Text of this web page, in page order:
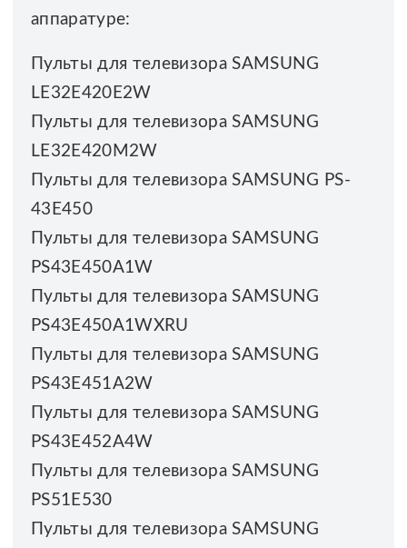
аппаратуре:
Пульты для телевизора SAMSUNG
LE32E420E2W
Пульты для телевизора SAMSUNG
LE32E420M2W
Пульты для телевизора SAMSUNG PS-
43E450
Пульты для телевизора SAMSUNG
PS43E450A1W
Пульты для телевизора SAMSUNG
PS43E450A1WXRU
Пульты для телевизора SAMSUNG
PS43E451A2W
Пульты для телевизора SAMSUNG
PS43E452A4W
Пульты для телевизора SAMSUNG
PS51E530
Пульты для телевизора SAMSUNG